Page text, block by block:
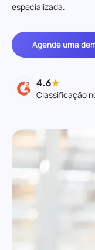
especializada.
Agende uma
4.6
Classificação